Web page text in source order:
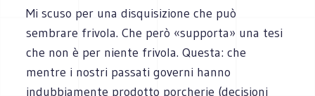
Mi scuso per una disquisizione che può
sembrare frivola. Che però «supporta» una tesi
che non è per niente frivola. Questa: che
mentre i nostri passati governi hanno
indubbiamente prodotto porcherie (decisioni